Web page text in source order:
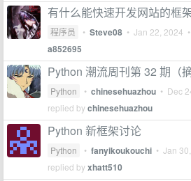
有什么能快速开发网站的框
程序员 • Steve08 • Jan 22, 2024
a852695
Python 潮流周刊第 32 期（摘
Python • chinesehuazhou • Dec
replied bychinesehuazhou
Python 新框架讨论
Python • fanyikoukouchi • Jan
replied byxhatt510